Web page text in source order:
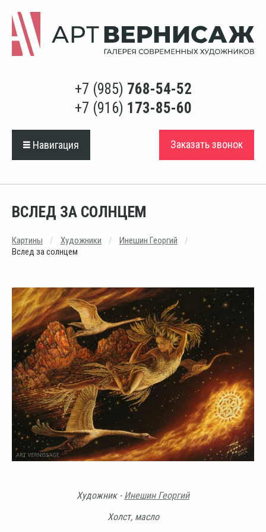
+7 (985) 768-54-52
+7 (916) 173-85-60
Навигация Заказать звонок
ВСЛЕД ЗА СОЛНЦЕМ
Картины Художники
Инешин Георгий
Вслед за солнцем
Художник - Инешин Георгий
Холст, масло